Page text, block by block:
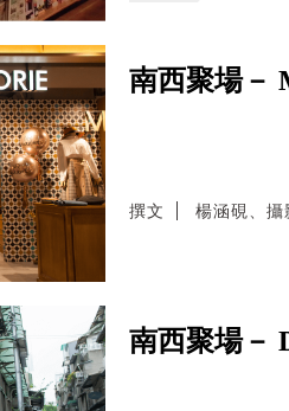
南西聚場－
撰文 楊涵硯、攝
南西聚場－